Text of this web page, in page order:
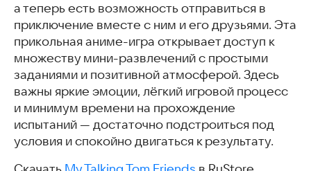
а теперь есть возможность отправиться в
приключение вместе с ним и его друзьями. Эта
прикольная аниме-игра открывает доступ к
множеству мини-развлечений с простыми
заданиями и позитивной атмосферой. Здесь
важны яркие эмоции, лёгкий игровой процесс
и минимум времени на прохождение
испытаний — достаточно подстроиться под
условия и спокойно двигаться к результату.